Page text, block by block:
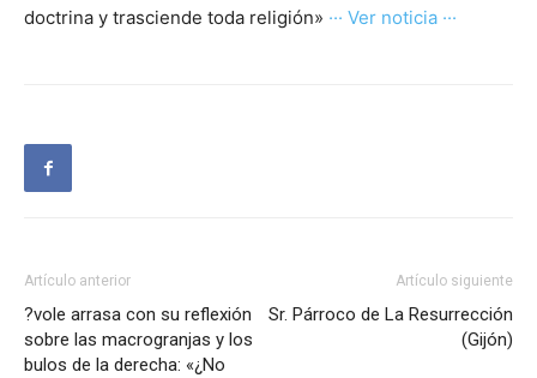
doctrina y trasciende toda religión» ··· Ver noticia ···
Artículo anterior
?vole arrasa con su reflexión
sobre las macrogranjas y los
bulos de la derecha: «¿No
Artículo siguiente
Sr. Párroco de La Resurrección
(Gijón)